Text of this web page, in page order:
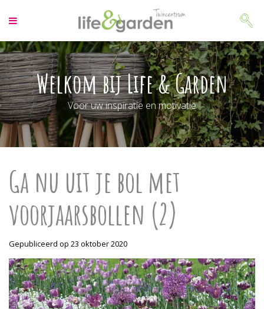
a
a
r
c
o
n
t
e
n
Welkom bij Life & Garden
Voor uw inspiratie en motivatie
Ga nu uit je bol met
voorjaarsbollen (2)
Gepubliceerd op 23 oktober 2020